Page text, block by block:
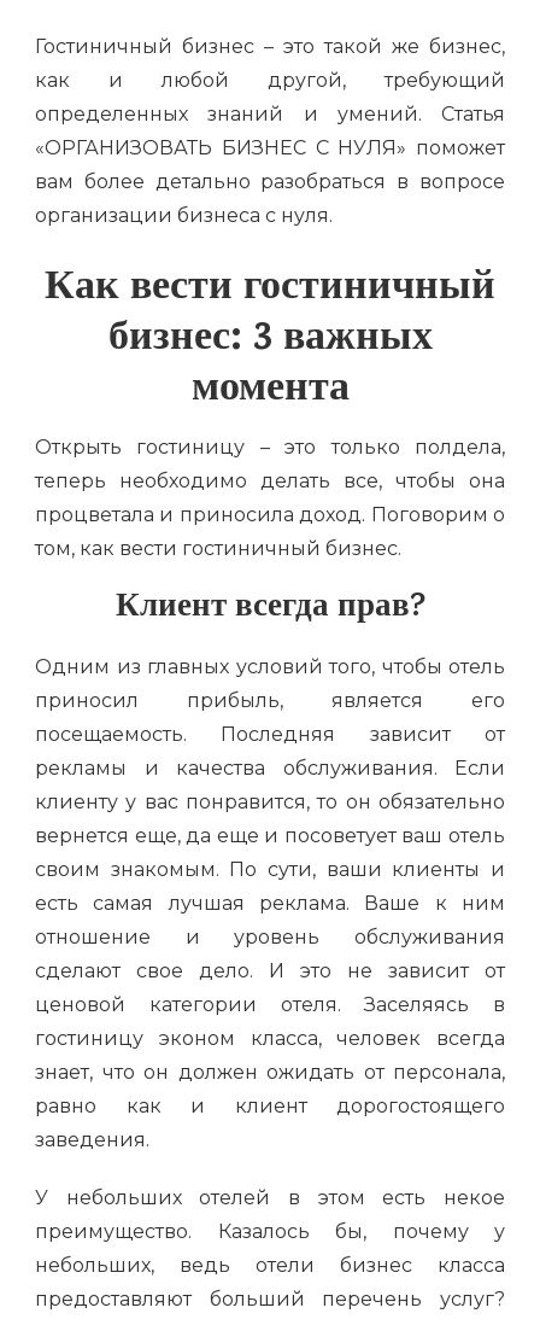
Гостиничный бизнес – это такой же бизнес,
как и любой другой, требующий
определенных знаний и умений. Статья
«ОРГАНИЗОВАТЬ БИЗНЕС С НУЛЯ» поможет
вам более детально разобраться в вопросе
организации бизнеса с нуля.
Как вести гостиничный
бизнес: 3 важных
момента
Открыть гостиницу – это только полдела,
теперь необходимо делать все, чтобы она
процветала и приносила доход. Поговорим о
том, как вести гостиничный бизнес.
Клиент всегда прав?
Одним из главных условий того, чтобы отель
приносил прибыль, является его
посещаемость. Последняя зависит от
рекламы и качества обслуживания. Если
клиенту у вас понравится, то он обязательно
вернется еще, да еще и посоветует ваш отель
своим знакомым. По сути, ваши клиенты и
есть самая лучшая реклама. Ваше к ним
отношение и уровень обслуживания
сделают свое дело. И это не зависит от
ценовой категории отеля. Заселяясь в
гостиницу эконом класса, человек всегда
знает, что он должен ожидать от персонала,
равно как и клиент дорогостоящего
заведения.
У небольших отелей в этом есть некое
преимущество. Казалось бы, почему у
небольших, ведь отели бизнес класса
предоставляют больший перечень услуг?